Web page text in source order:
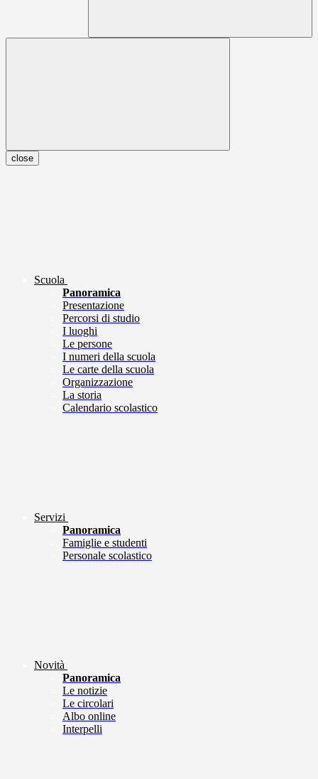
close
Scuola
Panoramica
Presentazione
Percorsi di studio
I luoghi
Le persone
I numeri della scuola
Le carte della scuola
Organizzazione
La storia
Calendario scolastico
Servizi
Panoramica
Famiglie e studenti
Personale scolastico
Novità
Panoramica
Le notizie
Le circolari
Albo online
Interpelli